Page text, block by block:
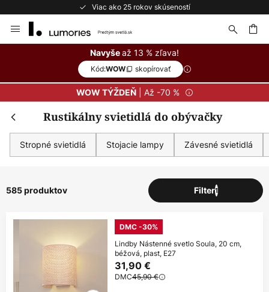
Bezplatné vrátenie do 50 dní
to
Navyšeaž 13 % zľava!
Kód:WOW skopírovať
WOW TÝŽDEŇ| Až -70 %
Rustikálny svietidlá do obývačky
Stropné svietidlá Stojacie lampy Závesné svietidlá
585 produktov Filter1
DMC -30%
Lindby Nástenné svetlo Soula, 20 cm,
béžová, plast, E27
31,90 €
DMC45,90 €